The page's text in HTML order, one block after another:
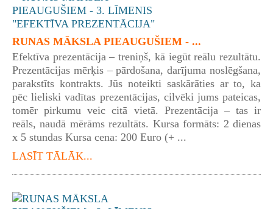
RUNAS MĀKSLA PIEAUGUŠIEM - ...
Efektīva prezentācija – treniņš, kā iegūt reālu rezultātu.
Prezentācijas mērķis – pārdošana, darījuma noslēgšana,
parakstīts kontrakts. Jūs noteikti saskārāties ar to, ka
pēc lieliski vadītas prezentācijas, cilvēki jums pateicas,
tomēr pirkumu veic citā vietā. Prezentācija – tas ir
reāls, naudā mērāms rezultāts. Kursa formāts: 2 dienas
x 5 stundas Kursa cena: 200 Euro (+ ...
LASĪT TĀLĀK...